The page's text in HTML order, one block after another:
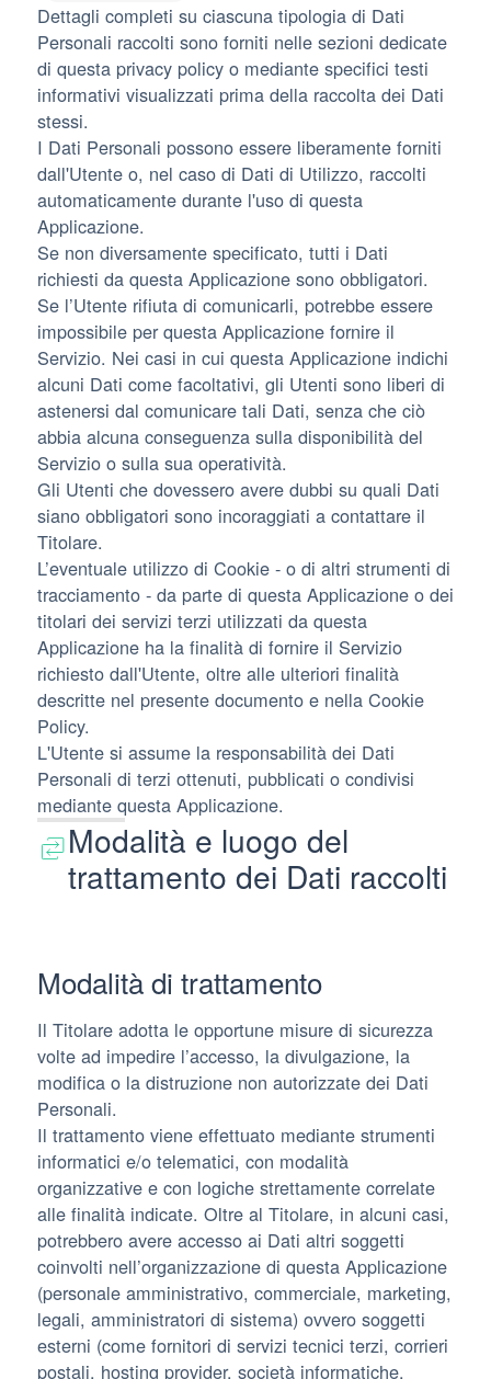
Dettagli completi su ciascuna tipologia di Dati
Personali raccolti sono forniti nelle sezioni dedicate
di questa privacy policy o mediante specifici testi
informativi visualizzati prima della raccolta dei Dati
stessi.
I Dati Personali possono essere liberamente forniti
dall'Utente o, nel caso di Dati di Utilizzo, raccolti
automaticamente durante l'uso di questa
Applicazione.
Se non diversamente specificato, tutti i Dati
richiesti da questa Applicazione sono obbligatori.
Se l’Utente rifiuta di comunicarli, potrebbe essere
impossibile per questa Applicazione fornire il
Servizio. Nei casi in cui questa Applicazione indichi
alcuni Dati come facoltativi, gli Utenti sono liberi di
astenersi dal comunicare tali Dati, senza che ciò
abbia alcuna conseguenza sulla disponibilità del
Servizio o sulla sua operatività.
Gli Utenti che dovessero avere dubbi su quali Dati
siano obbligatori sono incoraggiati a contattare il
Titolare.
L’eventuale utilizzo di Cookie - o di altri strumenti di
tracciamento - da parte di questa Applicazione o dei
titolari dei servizi terzi utilizzati da questa
Applicazione ha la finalità di fornire il Servizio
richiesto dall'Utente, oltre alle ulteriori finalità
descritte nel presente documento e nella Cookie
Policy.
L'Utente si assume la responsabilità dei Dati
Personali di terzi ottenuti, pubblicati o condivisi
mediante questa Applicazione.
Modalità e luogo del
trattamento dei Dati raccolti
Modalità di trattamento
Il Titolare adotta le opportune misure di sicurezza
volte ad impedire l’accesso, la divulgazione, la
modifica o la distruzione non autorizzate dei Dati
Personali.
Il trattamento viene effettuato mediante strumenti
informatici e/o telematici, con modalità
organizzative e con logiche strettamente correlate
alle finalità indicate. Oltre al Titolare, in alcuni casi,
potrebbero avere accesso ai Dati altri soggetti
coinvolti nell’organizzazione di questa Applicazione
(personale amministrativo, commerciale, marketing,
legali, amministratori di sistema) ovvero soggetti
esterni (come fornitori di servizi tecnici terzi, corrieri
postali, hosting provider, società informatiche,